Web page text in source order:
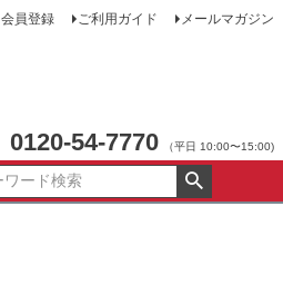
会員登録 ご利用ガイド メールマガジン
0120-54-7770 （平日 10:00〜15:00)